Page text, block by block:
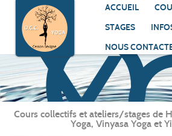
ACCUEIL
STAGES
NOUS
Cours collectifs et ateliers/stages de
Yoga, Vinyasa Yoga et
Panneau de gestion des cookies